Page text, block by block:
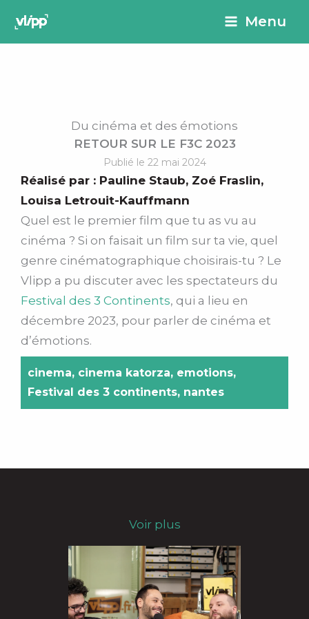
principal
Menu
Du cinéma et des émotions
RETOUR SUR LE F3C 2023
Publié le 22 mai 2024
Réalisé par : Pauline Staub, Zoé Fraslin,
Louisa Letrouit-Kauffmann
Quel est le premier film que tu as vu au
cinéma ? Si on faisait un film sur ta vie, quel
genre cinématographique choisirais-tu ? Le
Vlipp a pu discuter avec les spectateurs du
Festival des 3 Continents, qui a lieu en
décembre 2023, pour parler de cinéma et
d’émotions.
cinema, cinema katorza, emotions,
Festival des 3 continents, nantes
Voir plus